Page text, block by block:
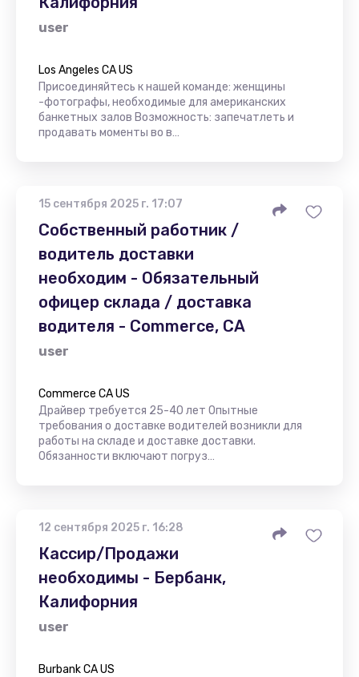
user
Los Angeles CA US
Присоединяйтесь к нашей команде: женщины
-фотографы, необходимые для американских
банкетных залов Возможность: запечатлеть и
продавать моменты во в…
15 сентября 2025 г. 17:07
Собственный работник /
водитель доставки
необходим - Обязательный
офицер склада / доставка
водителя - Commerce, CA
user
Commerce CA US
Драйвер требуется 25-40 лет Опытные
требования о доставке водителей возникли для
работы на складе и доставке доставки.
Обязанности включают погруз…
12 сентября 2025 г. 16:28
Кассир/Продажи
необходимы - Бербанк,
Калифорния
user
Burbank CA US